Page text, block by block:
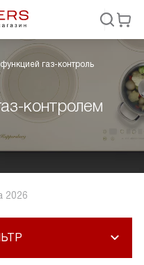
газ-контроль
контролем
2026